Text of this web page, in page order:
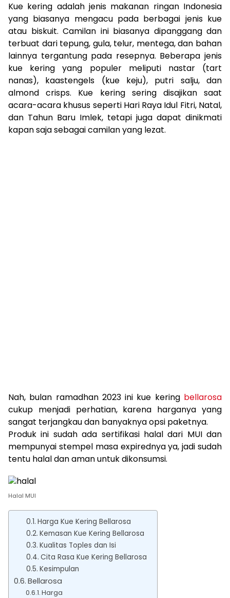
Kue kering adalah jenis makanan ringan Indonesia
yang biasanya mengacu pada berbagai jenis kue
atau biskuit. Camilan ini biasanya dipanggang dan
terbuat dari tepung, gula, telur, mentega, dan bahan
lainnya tergantung pada resepnya. Beberapa jenis
kue kering yang populer meliputi nastar (tart
nanas), kaastengels (kue keju), putri salju, dan
almond crisps. Kue kering sering disajikan saat
acara-acara khusus seperti Hari Raya Idul Fitri, Natal,
dan Tahun Baru Imlek, tetapi juga dapat dinikmati
kapan saja sebagai camilan yang lezat.
Nah, bulan ramadhan 2023 ini kue kering bellarosa
cukup menjadi perhatian, karena harganya yang
sangat terjangkau dan banyaknya opsi paketnya.
Produk ini sudah ada sertifikasi halal dari MUI dan
mempunyai stempel masa expirednya ya, jadi sudah
tentu halal dan aman untuk dikonsumsi.
Halal MUI
Harga Kue Kering Bellarosa
Kemasan Kue Kering Bellarosa
Kualitas Toples dan Isi
Cita Rasa Kue Kering Bellarosa
Kesimpulan
Bellarosa
Harga